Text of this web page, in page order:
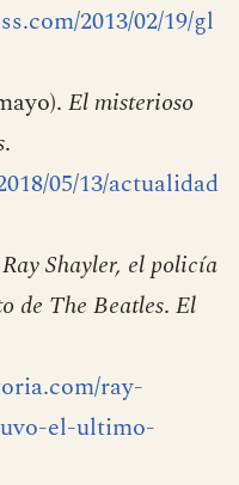
2013/02/19/gl
El misterioso
.
05/13/actualidad
Ray Shayler, el policía
de The Beatles. El
ray-
el-ultimo-